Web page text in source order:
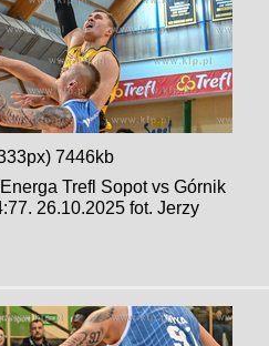
7446kb
Trefl Sopot vs Górnik
26.10.2025 fot. Jerzy